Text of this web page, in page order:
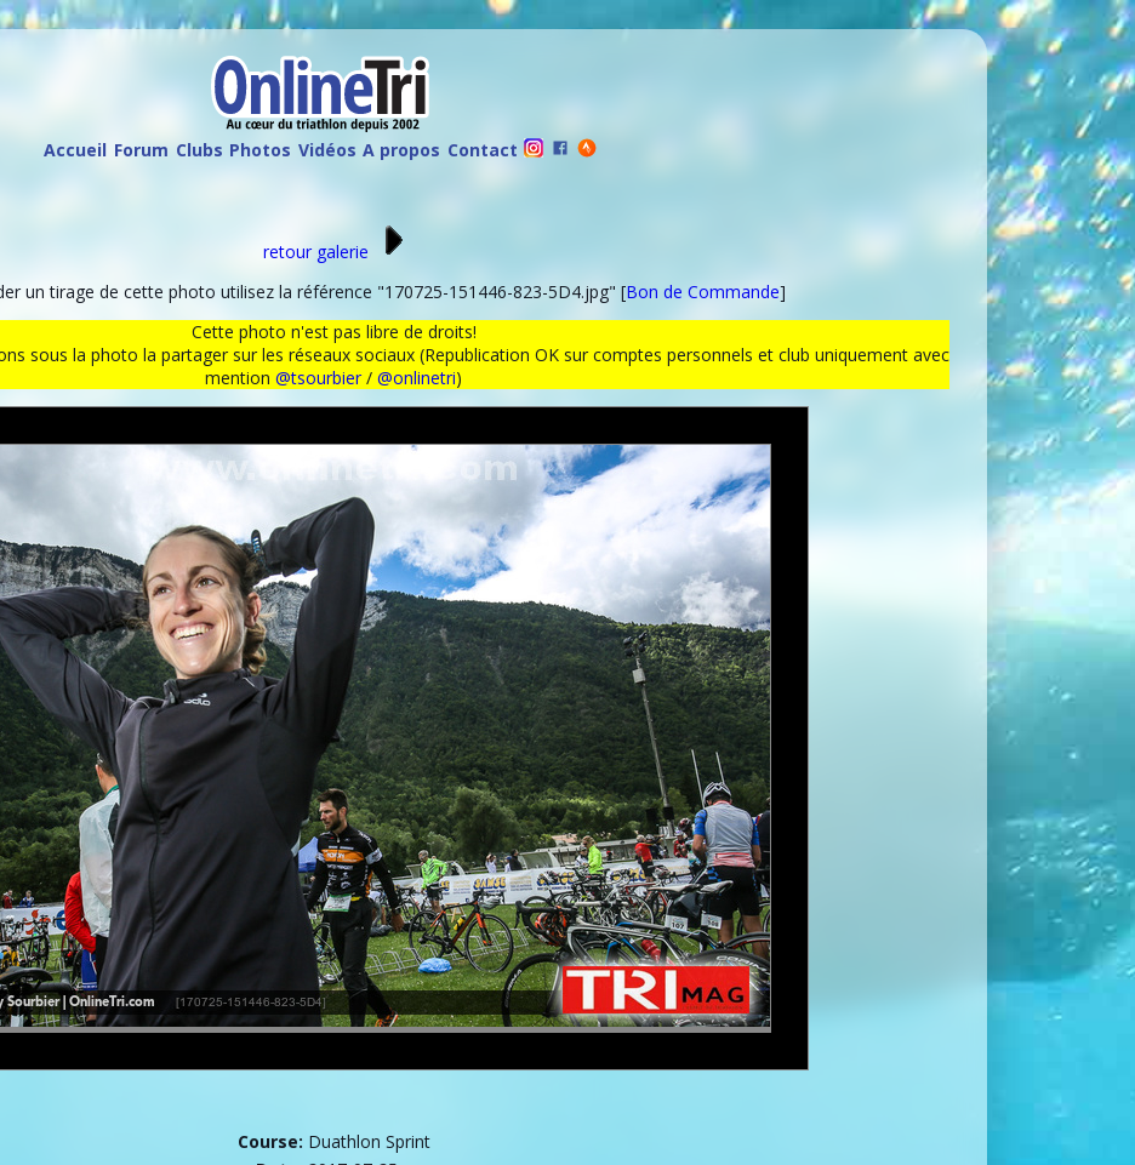
Accueil Forum Clubs Photos Vidéos A propos Contact
retour galerie
un tirage de cette photo utilisez la référence "170725-151446-823-5D4.jpg" [Bon de Commande]
Cette photo n'est pas libre de droits!
sous la photo la partager sur les réseaux sociaux (Republication OK sur comptes personnels et club uniquement avec
mention @tsourbier/ @onlinetri)
Course: Duathlon Sprint